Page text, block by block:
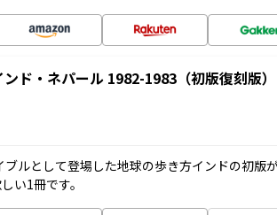
ド・ネパール 1982-1983（初版復刻版）
ブルとして登場した地球の歩き方インドの初
い1冊です。